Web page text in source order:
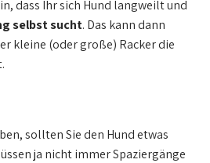
dass Ihr sich Hund langweilt und
selbst sucht. Das kann dann
kleine (oder große) Racker die
sollten Sie den Hund etwas
ja nicht immer Spaziergänge